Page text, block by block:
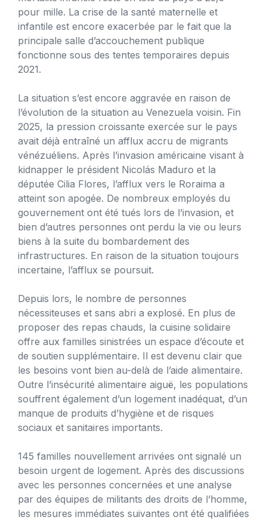
pour mille. La crise de la santé maternelle et
infantile est encore exacerbée par le fait que la
principale salle d’accouchement publique
fonctionne sous des tentes temporaires depuis
2021.
La situation s’est encore aggravée en raison de
l’évolution de la situation au Venezuela voisin. Fin
2025, la pression croissante exercée sur le pays
avait déjà entraîné un afflux accru de migrants
vénézuéliens. Après l’invasion américaine visant à
kidnapper le président Nicolás Maduro et la
députée Cilia Flores, l’afflux vers le Roraima a
atteint son apogée. De nombreux employés du
gouvernement ont été tués lors de l’invasion, et
bien d’autres personnes ont perdu la vie ou leurs
biens à la suite du bombardement des
infrastructures. En raison de la situation toujours
incertaine, l’afflux se poursuit.
Depuis lors, le nombre de personnes
nécessiteuses et sans abri a explosé. En plus de
proposer des repas chauds, la cuisine solidaire
offre aux familles sinistrées un espace d’écoute et
de soutien supplémentaire. Il est devenu clair que
les besoins vont bien au-delà de l’aide alimentaire.
Outre l’insécurité alimentaire aiguë, les populations
souffrent également d’un logement inadéquat, d’un
manque de produits d’hygiène et de risques
sociaux et sanitaires importants.
145 familles nouvellement arrivées ont signalé un
besoin urgent de logement. Après des discussions
avec les personnes concernées et une analyse
par des équipes de militants des droits de l’homme,
les mesures immédiates suivantes ont été qualifiées